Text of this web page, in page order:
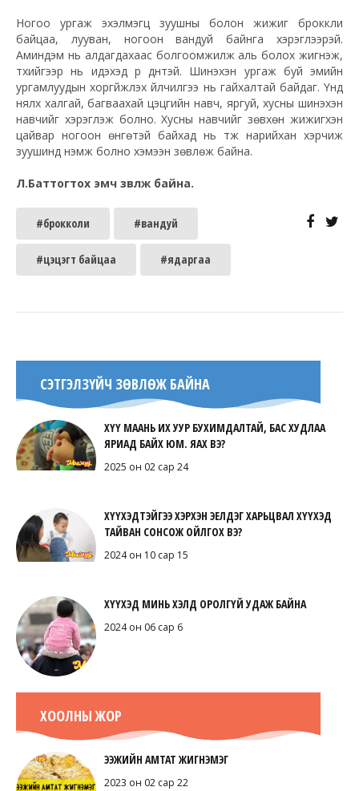
Ногоо ургаж эхэлмэгц зуушны болон жижиг броккли
байцаа, лууван, ногоон вандуй байнга хэрэглээрэй.
Аминдэм нь алдагдахаас болгоомжилж аль болох жигнэж,
түүхийгээр нь идэхэд үр дүнтэй. Шинэхэн ургаж буй эмийн
ургамлуудын хоргүйжүүлэх үйлчилгээ нь гайхалтай байдаг. Үүнд
нялх халгай, багваахай цэцгийн навч, яргуй, хусны шинэхэн
навчийг хэрэглэж болно. Хусны навчийг зөвхөн жижигхэн
цайвар ногоон өнгөтэй байхад нь түүж нарийхан хэрчиж
зуушинд нэмж болно хэмээн зөвлөж байна.
Л.Баттогтох эмч зөвлөж байна.
#брокколи #вандуй
#цэцэгт байцаа #ядаргаа
СЭТГЭЛЗҮЙЧ ЗӨВЛӨЖ БАЙНА
ХҮҮ МААНЬ ИХ УУР БУХИМДАЛТАЙ, БАС ХУДЛАА
ЯРИАД БАЙХ ЮМ. ЯАХ ВЭ?
2025 он 02 сар 24
ХҮҮХЭДТЭЙГЭЭ ХЭРХЭН ЭЕЛДЭГ ХАРЬЦВАЛ ХҮҮХЭД
ТАЙВАН СОНСОЖ ОЙЛГОХ ВЭ?
2024 он 10 сар 15
ХҮҮХЭД МИНЬ ХЭЛД ОРОЛГҮЙ УДАЖ БАЙНА
2024 он 06 сар 6
ХООЛНЫ ЖОР
ЭЭЖИЙН АМТАТ ЖИГНЭМЭГ
2023 он 02 сар 22